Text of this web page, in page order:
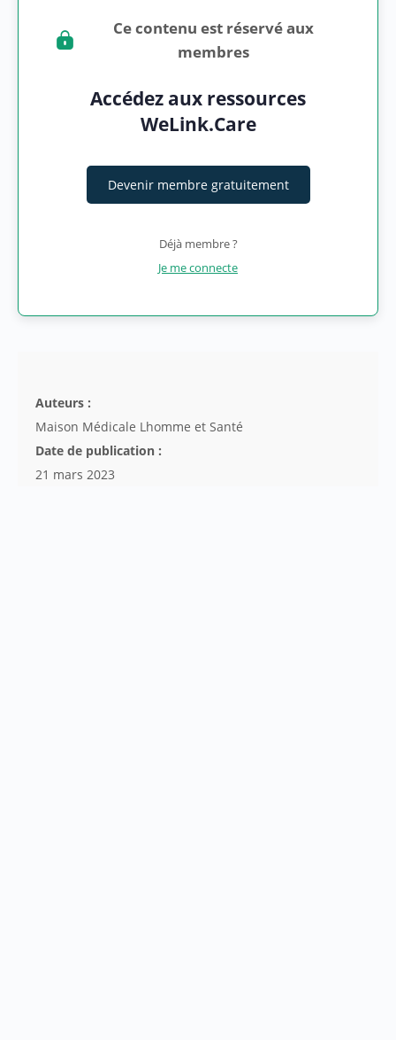
Ce contenu est réservé aux
membres
Accédez aux ressources
WeLink.Care
Devenir membre gratuitement
Déjà membre ?
Je me connecte
Auteurs :
Maison Médicale Lhomme et Santé
Date de publication :
21 mars 2023